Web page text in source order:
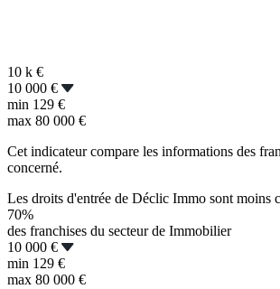
10 k €
10 000 €
min 129 €
max 80 000 €
Cet indicateur compare les informations des
concerné.
Les droits d'entrée de Déclic Immo sont moins
70%
des franchises du secteur de Immobilier
10 000 €
min 129 €
max 80 000 €